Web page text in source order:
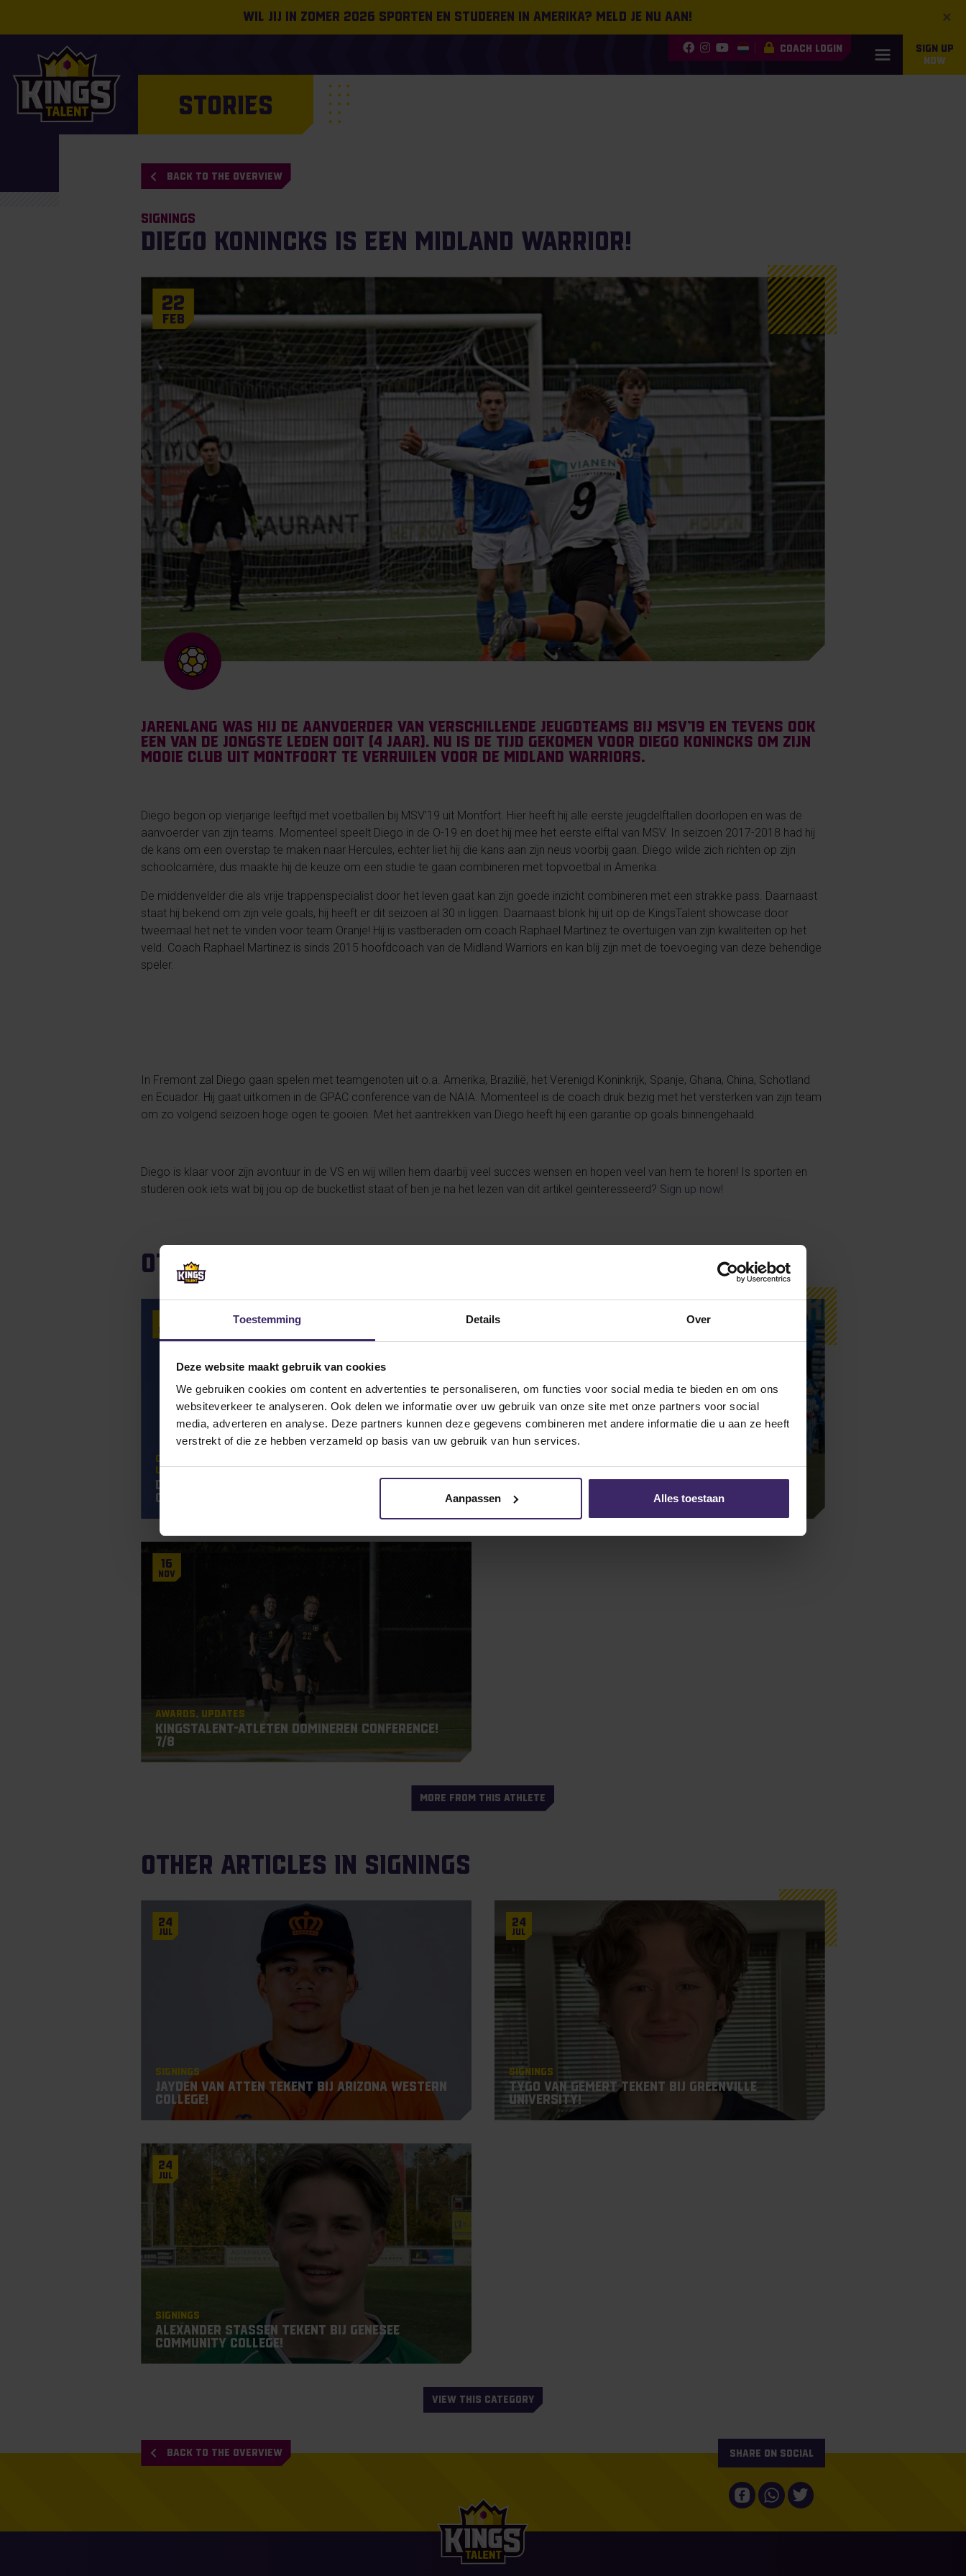
Toestemming Details Over
Deze website maakt gebruik van cookies
We gebruiken cookies om content en advertenties te personaliseren, om functies voor social media te bieden en om ons
websiteverkeer te analyseren. Ook delen we informatie over uw gebruik van onze site met onze partners voor social
media, adverteren en analyse. Deze partners kunnen deze gegevens combineren met andere informatie die u aan ze heeft
verstrekt of die ze hebben verzameld op basis van uw gebruik van hun services.
Aanpassen Alles toestaan
×
Wil jij in zomer 2026 sporten en studeren in Amerika? Meld je nu aan!
COACH LOGIN
SIGN UP
NOW
STORIES
BACK TO THE OVERVIEW
Signings
Diego Konincks is een Midland Warrior!
22
Feb
Jarenlang was hij de aanvoerder van verschillende jeugdteams bij MSV’19 en tevens ook
een van de jongste leden ooit (4 jaar). Nu is de tijd gekomen voor Diego Konincks om zijn
mooie club uit Montfoort te verruilen voor de Midland Warriors.
Diego begon op vierjarige leeftijd met voetballen bij MSV’19 uit Montfort. Hier heeft hij alle eerste jeugdelftallen doorlopen en was de
aanvoerder van zijn teams. Momenteel speelt Diego in de O-19 en doet hij mee het eerste elftal van MSV. In seizoen 2017-2018 had hij
de kans om een overstap te maken naar Hercules, echter liet hij die kans aan zijn neus voorbij gaan. Diego wilde zich richten op zijn
schoolcarrière, dus maakte hij de keuze om een studie te gaan combineren met topvoetbal in Amerika.
De middenvelder die als vrije trappenspecialist door het leven gaat kan zijn goede inzicht combineren met een strakke pass. Daarnaast
staat hij bekend om zijn vele goals, hij heeft er dit seizoen al 30 in liggen. Daarnaast blonk hij uit op de KingsTalent showcase door
tweemaal het net te vinden voor team Oranje! Hij is vastberaden om coach Raphael Martinez te overtuigen van zijn kwaliteiten op het
veld. Coach Raphael Martinez is sinds 2015 hoofdcoach van de Midland Warriors en kan blij zijn met de toevoeging van deze behendige
speler.
In Fremont zal Diego gaan spelen met teamgenoten uit o.a. Amerika, Brazilië, het Verenigd Koninkrijk, Spanje, Ghana, China, Schotland
en Ecuador. Hij gaat uitkomen in de GPAC conference van de NAIA. Momenteel is de coach druk bezig met het versterken van zijn team
om zo volgend seizoen hoge ogen te gooien. Met het aantrekken van Diego heeft hij een garantie op goals binnengehaald.
Diego is klaar voor zijn avontuur in de VS en wij willen hem daarbij veel succes wensen en hopen veel van hem te horen! Is sporten en
studeren ook iets wat bij jou op de bucketlist staat of ben je na het lezen van dit artikel geïnteresseerd? Sign up now!
Other articles from Diego Konincks
Mar
Greatest Kings
Updates
Diego Konincks tekent profcontract bij
Chicago Fire
Updates
KingsTalent TOTY’ 23
16
Nov
Awards Updates
Kingstalent-atleten domineren Conference!
7/8
MORE FROM THIS ATHLETE
Other articles in Signings
24
Jul
Signings
Jayden Van Atten tekent bij Arizona Western
College!
24
Jul
Signings
Tygo van Gemert tekent bij Greenville
University!
24
Jul
Signings
Alexander Stassen tekent bij Genesee
Community College!
VIEW THIS CATEGORY
BACK TO THE OVERVIEW Share on social